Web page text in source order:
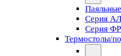
Серия
Серия
Термостолы/